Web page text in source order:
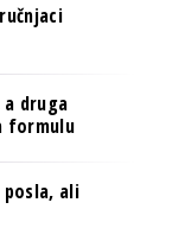
druga
formulu
posla, ali